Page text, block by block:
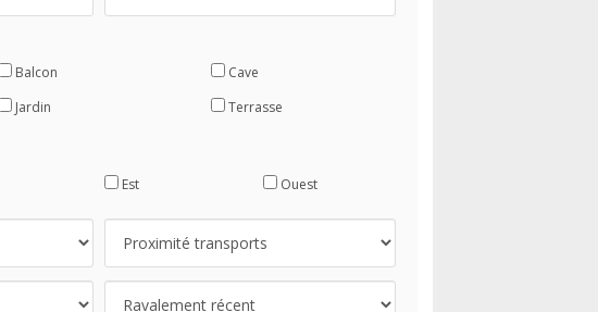
Balcon
Cave
Jardin Terrasse
Est Ouest